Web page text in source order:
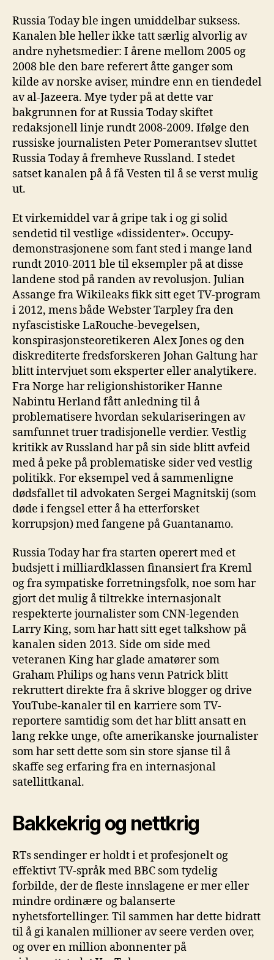
Russia Today ble ingen umiddelbar suksess.
Kanalen ble heller ikke tatt særlig alvorlig av
andre nyhetsmedier: I årene mellom 2005 og
2008 ble den bare referert åtte ganger som
kilde av norske aviser, mindre enn en tiendedel
av al-Jazeera. Mye tyder på at dette var
bakgrunnen for at Russia Today skiftet
redaksjonell linje rundt 2008-2009. Ifølge den
russiske journalisten Peter Pomerantsev sluttet
Russia Today å fremheve Russland. I stedet
satset kanalen på å få Vesten til å se verst mulig
ut.
Et virkemiddel var å gripe tak i og gi solid
sendetid til vestlige «dissidenter». Occupy-
demonstrasjonene som fant sted i mange land
rundt 2010-2011 ble til eksempler på at disse
landene stod på randen av revolusjon. Julian
Assange fra Wikileaks fikk sitt eget TV-program
i 2012, mens både Webster Tarpley fra den
nyfascistiske LaRouche-bevegelsen,
konspirasjonsteoretikeren Alex Jones og den
diskrediterte fredsforskeren Johan Galtung har
blitt intervjuet som eksperter eller analytikere.
Fra Norge har religionshistoriker Hanne
Nabintu Herland fått anledning til å
problematisere hvordan sekulariseringen av
samfunnet truer tradisjonelle verdier. Vestlig
kritikk av Russland har på sin side blitt avfeid
med å peke på problematiske sider ved vestlig
politikk. For eksempel ved å sammenligne
dødsfallet til advokaten Sergei Magnitskij (som
døde i fengsel etter å ha etterforsket
korrupsjon) med fangene på Guantanamo.
Russia Today har fra starten operert med et
budsjett i milliardklassen finansiert fra Kreml
og fra sympatiske forretningsfolk, noe som har
gjort det mulig å tiltrekke internasjonalt
respekterte journalister som CNN-legenden
Larry King, som har hatt sitt eget talkshow på
kanalen siden 2013. Side om side med
veteranen King har glade amatører som
Graham Philips og hans venn Patrick blitt
rekruttert direkte fra å skrive blogger og drive
YouTube-kanaler til en karriere som TV-
reportere samtidig som det har blitt ansatt en
lang rekke unge, ofte amerikanske journalister
som har sett dette som sin store sjanse til å
skaffe seg erfaring fra en internasjonal
satellittkanal.
Bakkekrig og nettkrig
RTs sendinger er holdt i et profesjonelt og
effektivt TV-språk med BBC som tydelig
forbilde, der de fleste innslagene er mer eller
mindre ordinære og balanserte
nyhetsfortellinger. Til sammen har dette bidratt
til å gi kanalen millioner av seere verden over,
og over en million abonnenter på